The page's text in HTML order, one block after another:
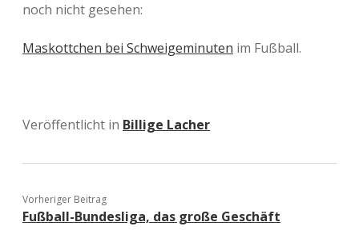
noch nicht gesehen:
Maskottchen bei Schweigeminuten im Fußball.
Veröffentlicht in Billige Lacher
Vorheriger Beitrag
Fußball-Bundesliga, das große Geschäft